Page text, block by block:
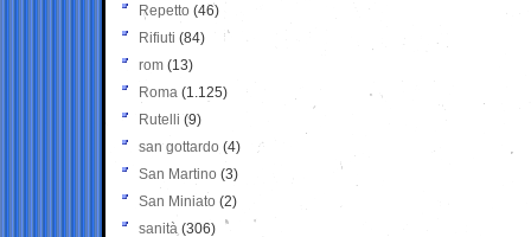
Repetto (46)
Rifiuti (84)
rom (13)
Roma (1.125)
Rutelli (9)
san gottardo (4)
San Martino (3)
San Miniato (2)
sanità (306)